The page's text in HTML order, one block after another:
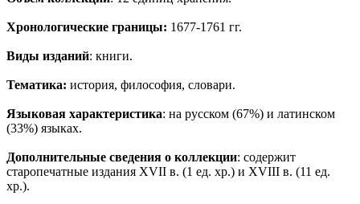
Хронологические границы: 1677-1761 гг.
Виды изданий: книги.
Тематика: история, философия, словари.
Языковая характеристика: на русском (67%) и латинском
(33%) языках.
Дополнительные сведения о коллекции: содержит
старопечатные издания XVII в. (1 ед. хр.) и XVIII в. (11 ед.
хр.).